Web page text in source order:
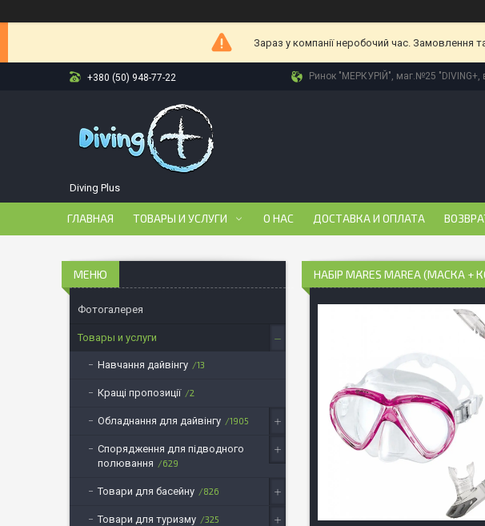
Зараз у компанії неробочий час. Замовлення
+380 (50) 948-77-22 Ринок "МЕРКУРІЙ", маг.№25
Diving Plus
ГЛАВНАЯ ТОВАРЫ И УСЛУГИ О НАС ДОСТАВКА И ОПЛАТА
НАБІР MARES MAREA (МАСКА
Фотогалерея
Товары и услуги
Навчання дайвінгу 13
Кращі пропозиції 2
Обладнання для дайвінгу 1905
Спорядження для підводного
полювання
629
Товари для басейну 826
Товари для туризму 325